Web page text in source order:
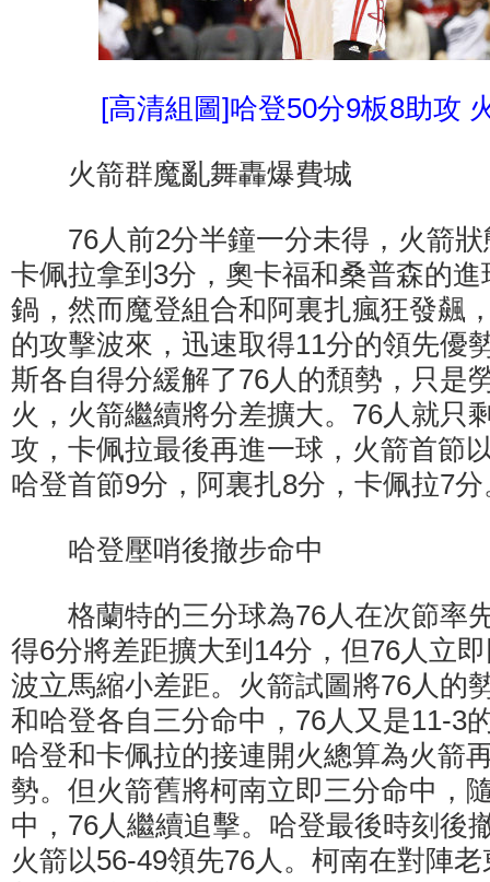
[高清組圖]哈登50分9板8助攻
火箭群魔亂舞轟爆費城
76人前2分半鐘一分未得，火箭狀
卡佩拉拿到3分，奧卡福和桑普森的
鍋，然而魔登組合和阿裏扎瘋狂發飆
的攻擊波來，迅速取得11分的領先優
斯各自得分緩解了76人的頹勢，只是
火，火箭繼續將分差擴大。76人就只
攻，卡佩拉最後再進一球，火箭首節
哈登首節9分，阿裏扎8分，卡佩拉7分
哈登壓哨後撤步命中
格蘭特的三分球為76人在次節率
得6分將差距擴大到14分，但76人立
波立馬縮小差距。火箭試圖將76人的
和哈登各自三分命中，76人又是11-3
哈登和卡佩拉的接連開火總算為火箭
勢。但火箭舊將柯南立即三分命中，
中，76人繼續追擊。哈登最後時刻後
火箭以56-49領先76人。柯南在對陣